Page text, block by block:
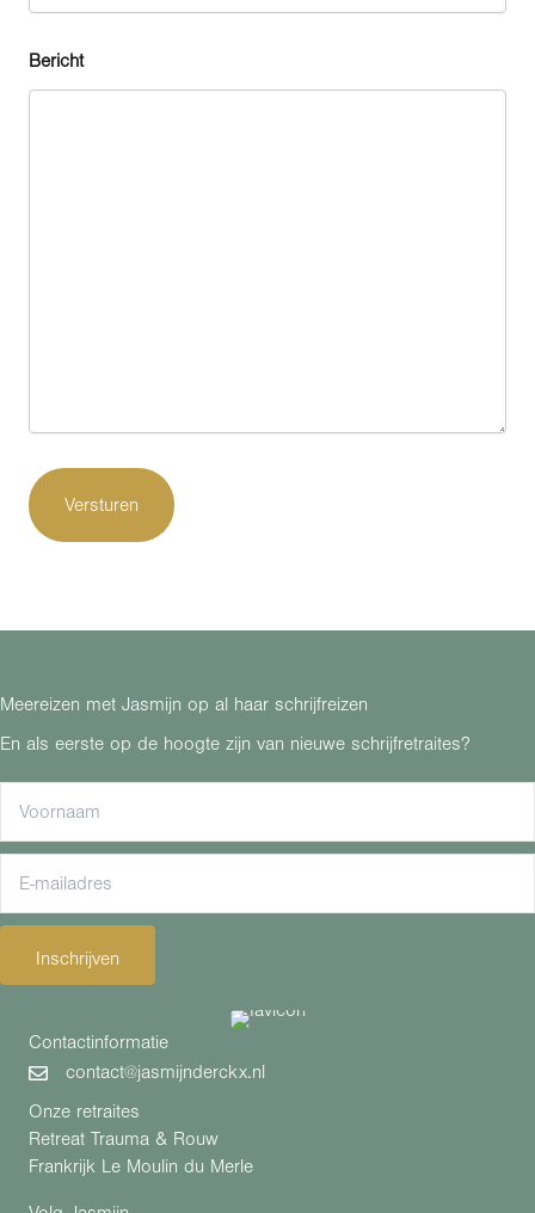
Bericht
Meereizen met Jasmijn op al haar schrijfreizen
En als eerste op de hoogte zijn van nieuwe schrijfretraites?
Inschrijven
Contactinformatie
contact@jasmijnderckx.nl
Onze retraites
Retreat Trauma & Rouw
Frankrijk Le Moulin du Merle